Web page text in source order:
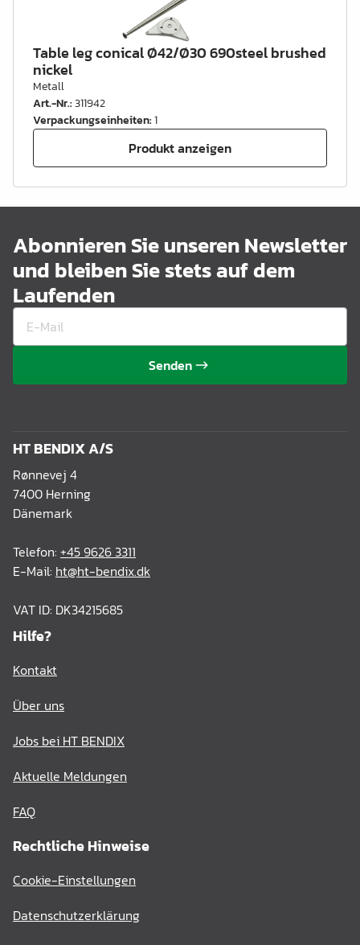
Table leg conical Ø42/Ø30 690steel brushed
nickel
Metall
Art.-Nr.:311942
Verpackungseinheiten:1
Produkt anzeigen
Abonnieren Sie unseren Newsletter
und bleiben Sie stets auf dem
Laufenden
Senden
HT BENDIX A/S
Rønnevej 4
7400 Herning
Dänemark
Telefon: +45 9626 3311
E-Mail: ht@ht-bendix.dk
VAT ID: DK34215685
Hilfe?
Kontakt
Über uns
Jobs bei HT BENDIX
Aktuelle Meldungen
FAQ
Rechtliche Hinweise
Cookie-Einstellungen
Datenschutzerklärung